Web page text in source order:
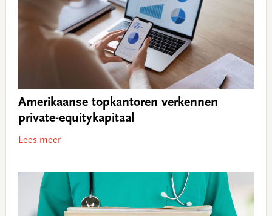
Amerikaanse topkantoren verkennen
private-equitykapitaal
Lees meer